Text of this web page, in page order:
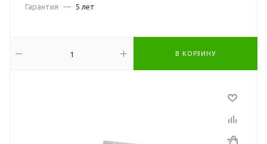
Гарантия
— 5 лет
В КОРЗИНУ